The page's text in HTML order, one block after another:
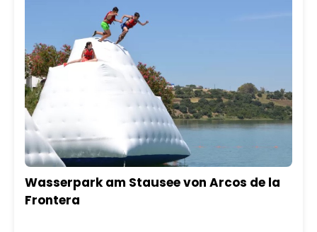
Wasserpark am Stausee von Arcos de la
Frontera